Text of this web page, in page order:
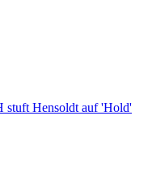
Hensoldt auf 'Hold'